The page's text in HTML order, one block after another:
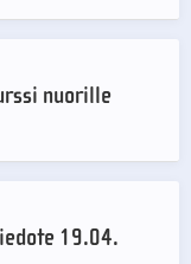
nuorille
19.04.